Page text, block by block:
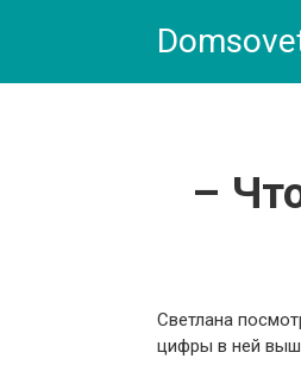
–
Светлана
цифры в ней